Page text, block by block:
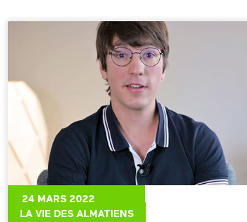
LA VIE DES ALMATIENS
24 MARS 2022